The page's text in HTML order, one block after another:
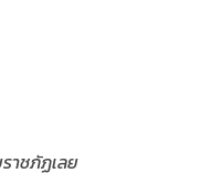
าชภัฏเลย